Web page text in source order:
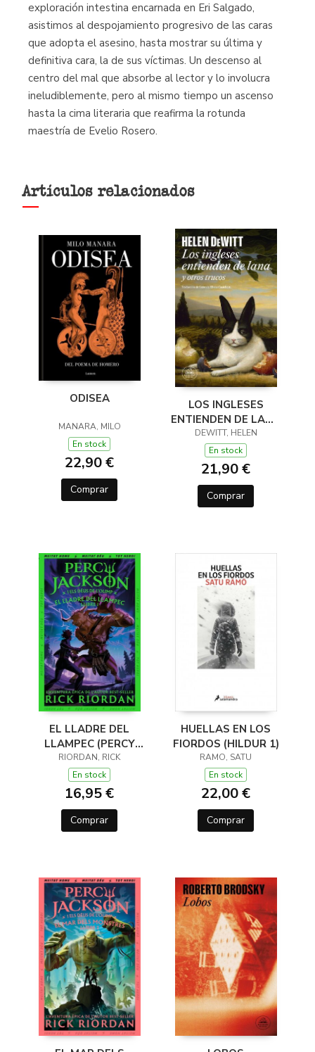
exploración intestina encarnada en Eri Salgado,
asistimos al despojamiento progresivo de las caras
que adopta el asesino, hasta mostrar su última y
definitiva cara, la de sus víctimas. Un descenso al
centro del mal que absorbe al lector y lo involucra
ineludiblemente, pero al mismo tiempo un ascenso
hasta la cima literaria que reafirma la rotunda
maestría de Evelio Rosero.
Artículos relacionados
ODISEA
MANARA, MILO
En stock
22,90 €
Comprar
LOS INGLESES
ENTIENDEN DE LANA
(Y OTROS TRUCOS)
DEWITT, HELEN
En stock
21,90 €
Comprar
EL LLADRE DEL
LLAMPEC (PERCY
JACKSON I ELS DÉUS
DE L'OLIMP 1)
RIORDAN, RICK
En stock
16,95 €
Comprar
HUELLAS EN LOS
FIORDOS (HILDUR 1)
RAMO, SATU
En stock
22,00 €
Comprar